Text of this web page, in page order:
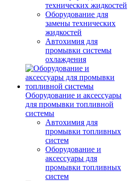
технических жидкостей
Оборудование для
замены технических
жидкостей
Автохимия для
промывки системы
охлаждения
Оборудование и аксессуары
для промывки топливной
системы
Автохимия для
промывки топливных
систем
Оборудование и
аксессуары для
промывки топливных
систем